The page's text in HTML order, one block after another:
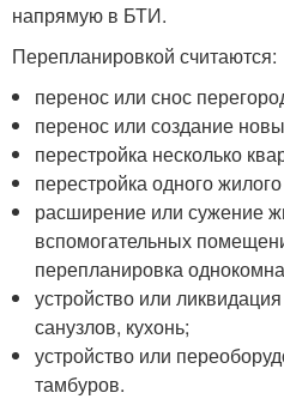
напрямую в БТИ.
Перепланировкой считаются:
перенос или снос
перенос или создание
перестройка несколько
перестройка одного
расширение или сужение
вспомогательных
перепланировка
устройство или
санузлов, кухонь;
устройство или
тамбуров.